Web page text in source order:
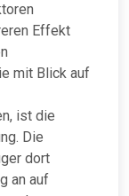
Effekt
mit Blick auf
ist die
Die
dort
an auf